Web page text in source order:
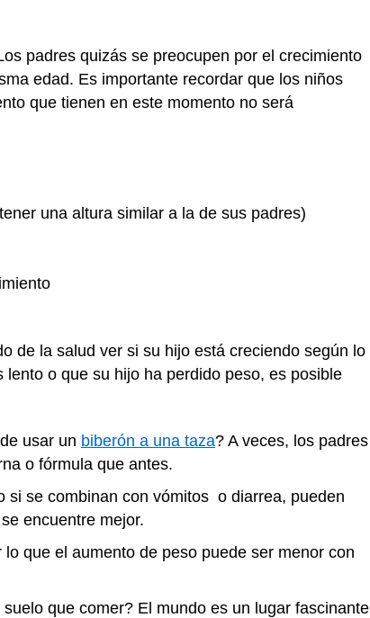
padres quizás se preocupen por el crecimiento
edad. Es importante recordar que los niños
que tienen en este momento no será
una altura similar a la de sus padres)
de la salud ver si su hijo está creciendo según lo
o que su hijo ha perdido peso, es posible
usar un biberón a una taza? A veces, los padres
o fórmula que antes.
si se combinan con vómitos o diarrea, pueden
encuentre mejor.
que el aumento de peso puede ser menor con
que comer? El mundo es un lugar fascinante